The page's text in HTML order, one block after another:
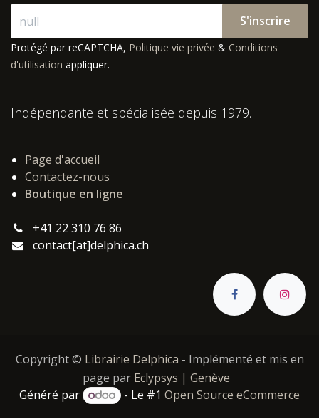
S'inscrire
Protégé par reCAPTCHA, Politique vie privée & Conditions
d'utilisation appliquer.
Indépendante et spécialisée depuis 1979.
Page d'accueil
Contactez-nous
Boutique en ligne
+41 22 310 76 86
contact[at]delphica.ch
Copyright © Librairie Delphica - Implémenté et mis en
page par Eclypsys | Genève
Généré par
- Le #1Open Source eCommerce